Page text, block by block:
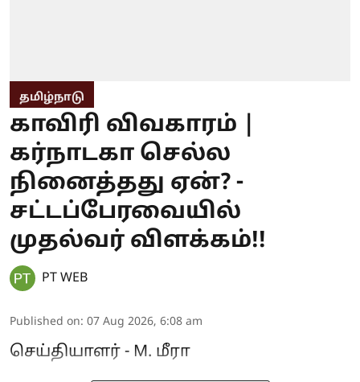
தமிழ்நாடு
காவிரி விவகாரம் |
கர்நாடகா செல்ல
நினைத்தது ஏன்? -
சட்டப்பேரவையில்
முதல்வர் விளக்கம்!!
PT WEB
Published on: 07 Aug 2026, 6:08 am
செய்தியாளர் - M. மீரா